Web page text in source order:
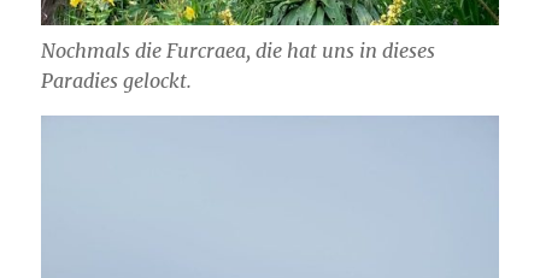
Nochmals die Furcraea, die hat uns in dieses
Paradies gelockt.